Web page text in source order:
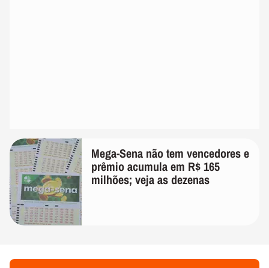
Mega-Sena não tem vencedores e
prêmio acumula em R$ 165
milhões; veja as dezenas